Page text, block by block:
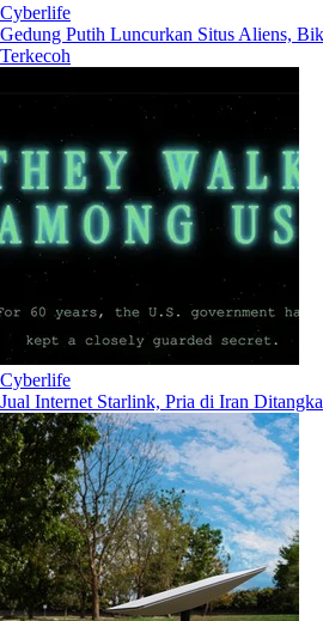
Cyberlife
Gedung Putih Luncurkan Situs Aliens,
Terkecoh
Cyberlife
Jual Internet Starlink, Pria di Iran